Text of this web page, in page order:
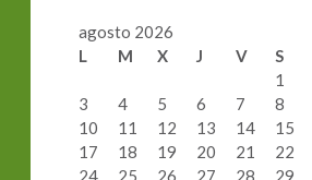
agosto 2026
L
M X J V S
1
3
4 5 6 7 8
10
11 12 13 14 15
17
18 19 20 21 22
24
25 26 27 28 29